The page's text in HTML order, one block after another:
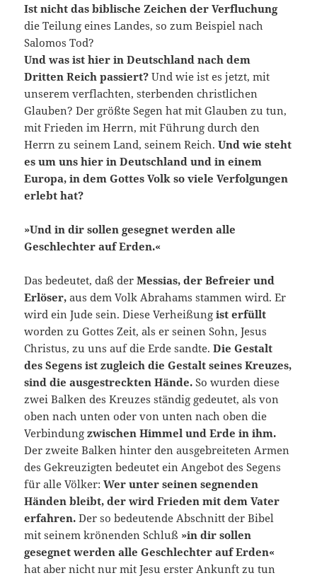
Ist nicht das biblische Zeichen der Verfluchung
die Teilung eines Landes, so zum Beispiel nach
Salomos Tod?
Und was ist hier in Deutschland nach dem
Dritten Reich passiert? Und wie ist es jetzt, mit
unserem verflachten, sterbenden christlichen
Glauben? Der größte Segen hat mit Glauben zu tun,
mit Frieden im Herrn, mit Führung durch den
Herrn zu seinem Land, seinem Reich. Und wie steht
es um uns hier in Deutschland und in einem
Europa, in dem Gottes Volk so viele Verfolgungen
erlebt hat?
»Und in dir sollen gesegnet werden alle
Geschlechter auf Erden.«
Das bedeutet, daß der Messias, der Befreier und
Erlöser, aus dem Volk Abrahams stammen wird. Er
wird ein Jude sein. Diese Verheißungist erfüllt
worden zu Gottes Zeit, als er seinen Sohn, Jesus
Christus, zu uns auf die Erde sandte. Die Gestalt
des Segens ist zugleich die Gestalt seines Kreuzes,
sind die ausgestreckten Hände. So wurden diese
zwei Balken des Kreuzes ständig gedeutet, als von
oben nach unten oder von unten nach oben die
Verbindungzwischen Himmel und Erde in ihm.
Der zweite Balken hinter den ausgebreiteten Armen
des Gekreuzigten bedeutet ein Angebot des Segens
für alle Völker:Wer unter seinen segnenden
Händen bleibt, der wird Frieden mit dem Vater
erfahren. Der so bedeutende Abschnitt der Bibel
mit seinem krönenden Schluß »in dir sollen
gesegnet werden alle Geschlechter auf Erden«
hat aber nicht nur mit Jesu erster Ankunft zu tun